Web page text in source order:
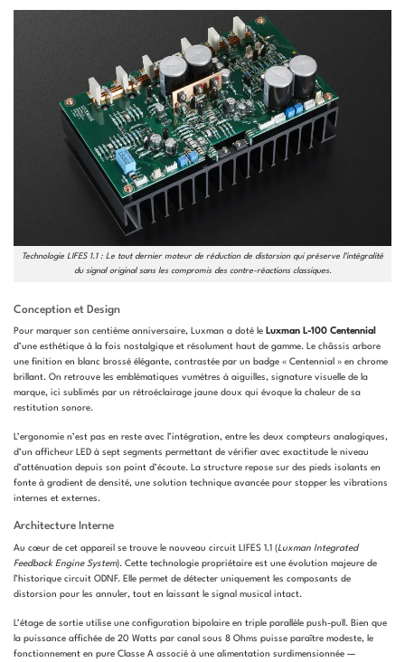
Technologie LIFES 1.1 : Le tout dernier moteur de réduction de distorsion qui préserve l’intégralité
du signal original sans les compromis des contre-réactions classiques.
Conception et Design
Pour marquer son centième anniversaire, Luxman a doté le Luxman L-100 Centennial
d’une esthétique à la fois nostalgique et résolument haut de gamme. Le châssis arbore
une finition en blanc brossé élégante, contrastée par un badge « Centennial » en chrome
brillant. On retrouve les emblématiques vumètres à aiguilles, signature visuelle de la
marque, ici sublimés par un rétroéclairage jaune doux qui évoque la chaleur de sa
restitution sonore.
L’ergonomie n’est pas en reste avec l’intégration, entre les deux compteurs analogiques,
d’un afficheur LED à sept segments permettant de vérifier avec exactitude le niveau
d’atténuation depuis son point d’écoute. La structure repose sur des pieds isolants en
fonte à gradient de densité, une solution technique avancée pour stopper les vibrations
internes et externes.
Architecture Interne
Au cœur de cet appareil se trouve le nouveau circuit LIFES 1.1 (Luxman Integrated
Feedback Engine System). Cette technologie propriétaire est une évolution majeure de
l’historique circuit ODNF. Elle permet de détecter uniquement les composants de
distorsion pour les annuler, tout en laissant le signal musical intact.
L’étage de sortie utilise une configuration bipolaire en triple parallèle push-pull. Bien que
la puissance affichée de 20 Watts par canal sous 8 Ohms puisse paraître modeste, le
fonctionnement en pure Classe A associé à une alimentation surdimensionnée —